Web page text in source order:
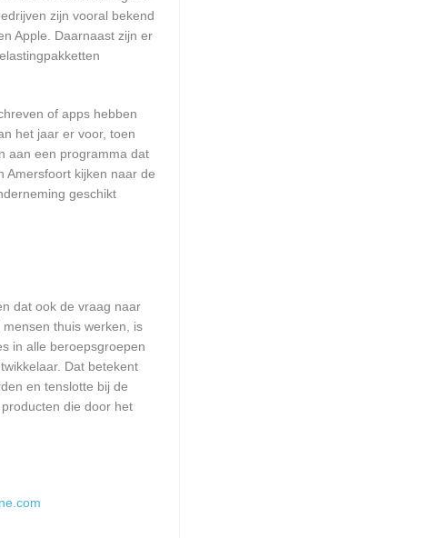
zijn vooral bekend
Apple. Daarnaast zijn er
of apps hebben
het jaar er voor, toen
aan een programma dat
Amersfoort kijken naar de
geschikt
dat ook de vraag naar
thuis werken, is
in alle beroepsgroepen
Dat betekent
en tenslotte bij de
die door het